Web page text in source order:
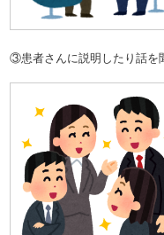
③患者さんに説明したり話を